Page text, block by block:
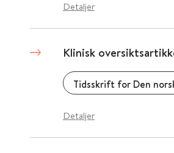
Detaljer
Klinisk
Detaljer